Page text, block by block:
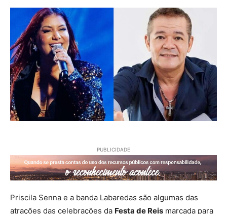
PUBLICIDADE
Priscila Senna e a banda Labaredas são algumas das
atrações das celebrações da Festa de Reis marcada para